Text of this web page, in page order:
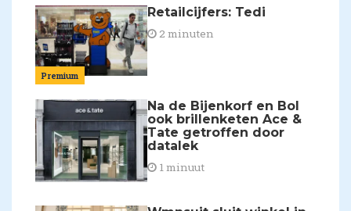
Premium
Retailcijfers: Tedi
2 minuten
Na de Bijenkorf en Bol
ook brillenketen Ace &
Tate getroffen door
datalek
1 minuut